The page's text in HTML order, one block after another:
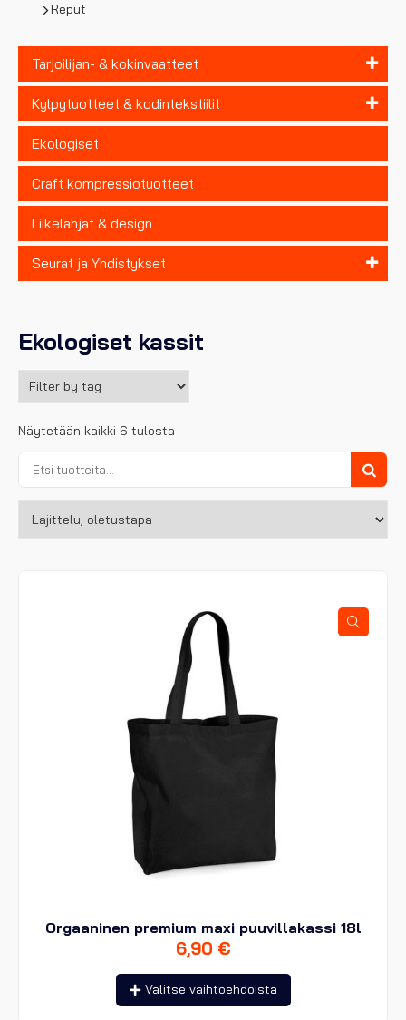
Reput
Tarjoilijan- & kokinvaatteet
Kylpytuotteet & kodintekstiilit
Ekologiset
Craft kompressiotuotteet
Liikelahjat & design
Seurat ja Yhdistykset
Ekologiset kassit
Näytetään kaikki 6 tulosta
Orgaaninen premium maxi puuvillakassi 18l
6,90 €
Valitse vaihtoehdoista
Tällä
tuotteella